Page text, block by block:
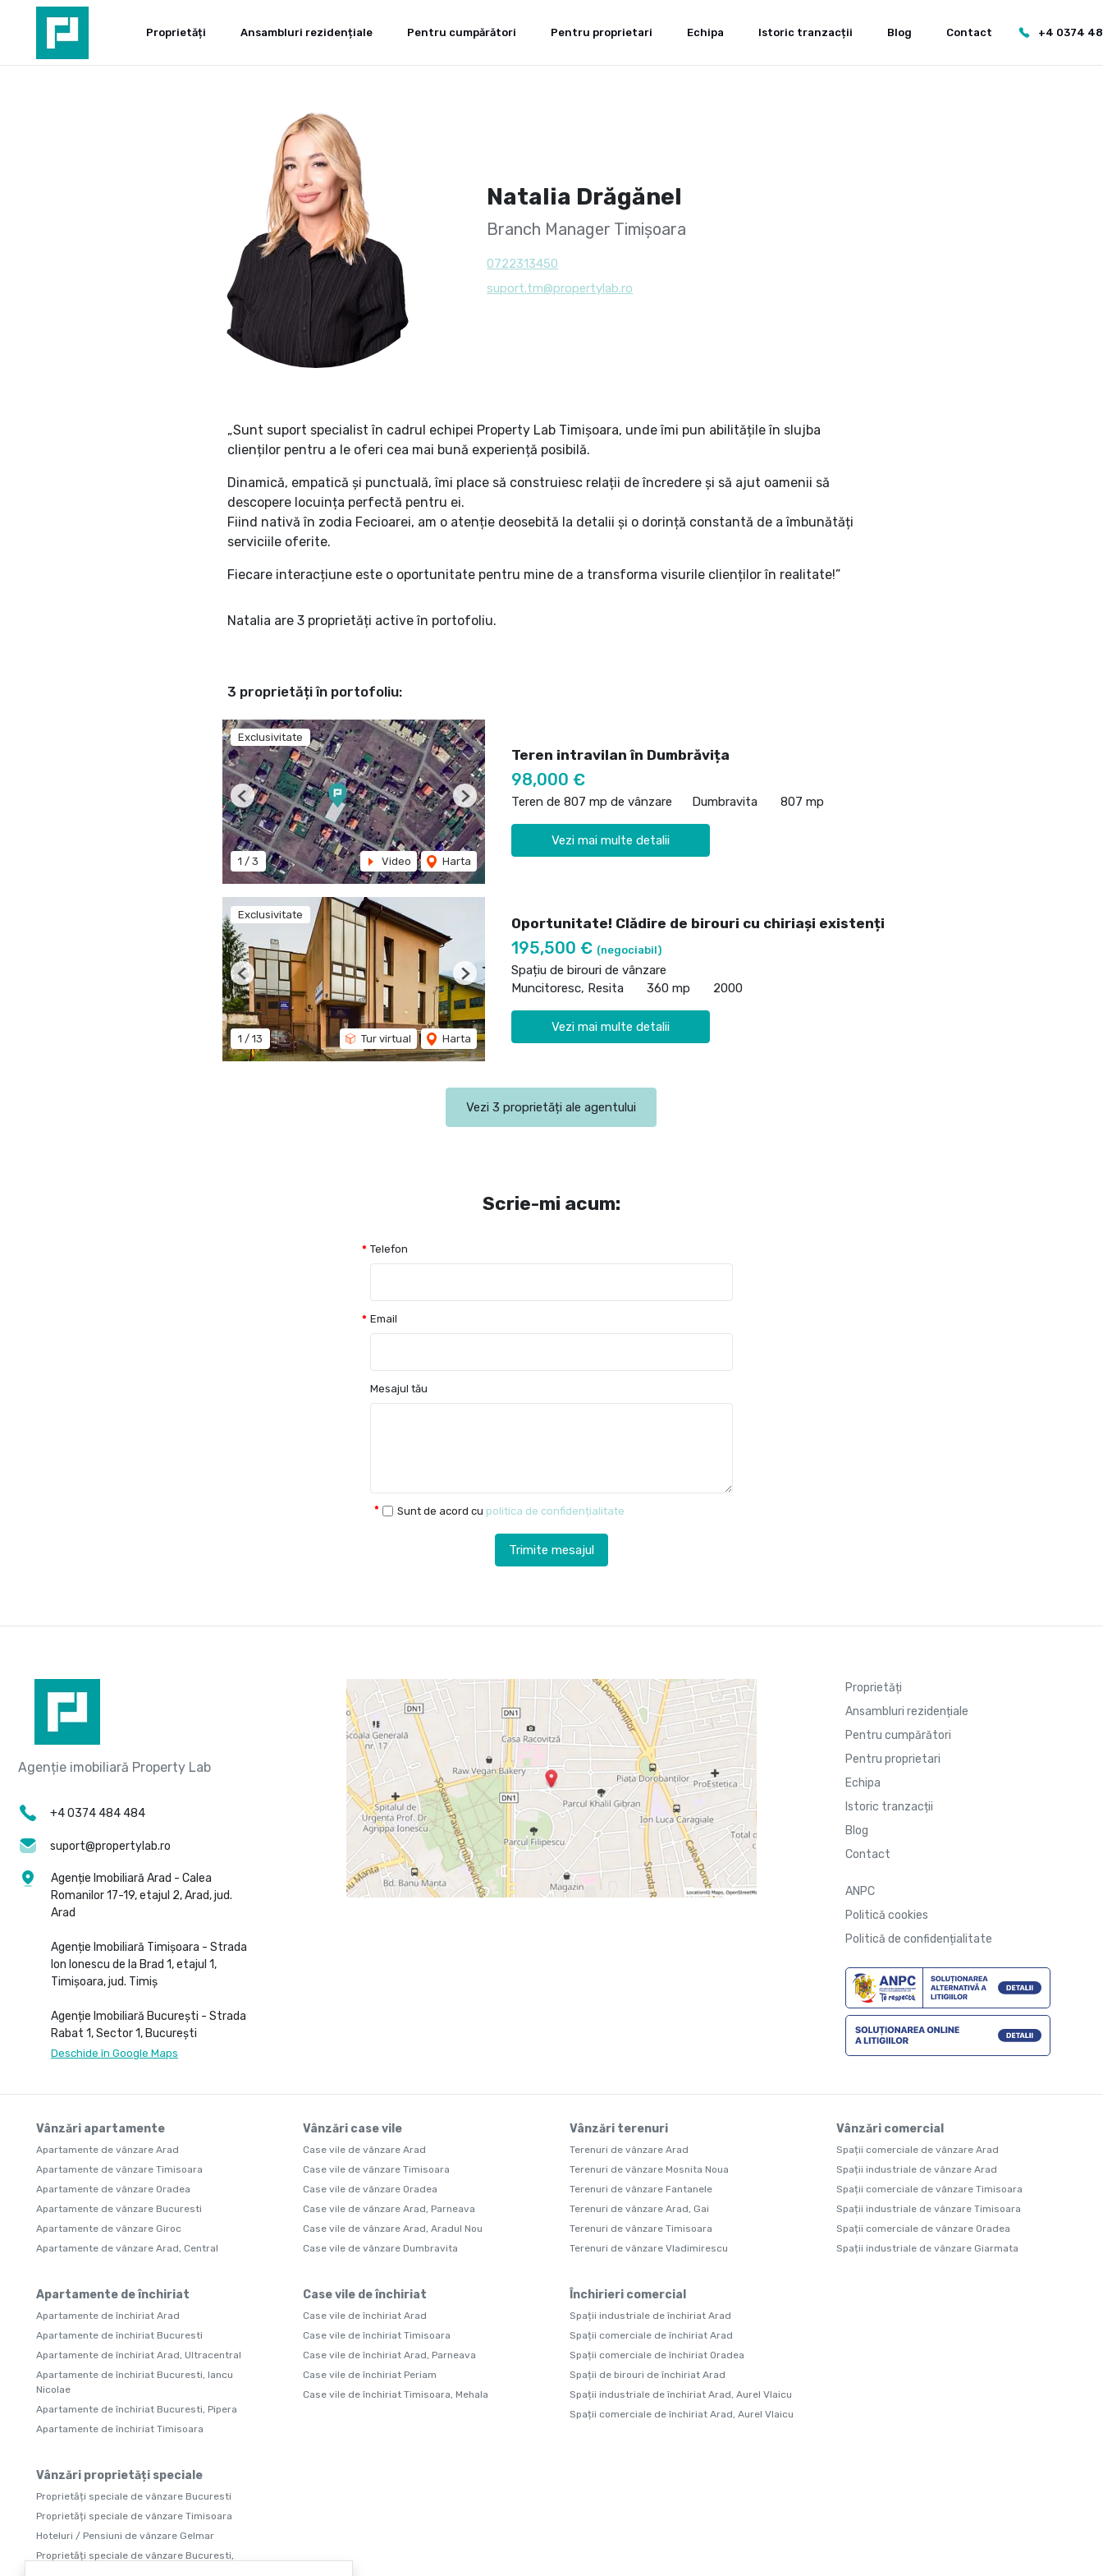
Proprietăți Ansambluri rezidențiale Pentru cumpărători Pentru proprietari Echipa Istoric tranzacții Blog Contact +4 0374
Natalia Drăgănel
Branch Manager Timișoara
0722313450
suport.tm@propertylab.ro
„Sunt suport specialist în cadrul echipei Property Lab Timișoara, unde îmi pun abilitățile în slujba
clienților pentru a le oferi cea mai bună experiență posibilă.
Dinamică, empatică și punctuală, îmi place să construiesc relații de încredere și să ajut oamenii să
descopere locuința perfectă pentru ei.
Fiind nativă în zodia Fecioarei, am o atenție deosebită la detalii și o dorință constantă de a îmbunătăți
serviciile oferite.
Fiecare interacțiune este o oportunitate pentru mine de a transforma visurile clienților în realitate!”
Natalia are 3 proprietăți active în portofoliu.
3 proprietăți în portofoliu:
Exclusivitate
1 /3 Video Harta
Previous Next
Teren intravilan în Dumbrăvița
98,000 €
Teren de 807 mp de vânzare Dumbravita 807 mp
Vezi mai multe detalii
Exclusivitate
1 /13 Tur virtual Harta
Previous Next
Oportunitate! Clădire de birouri cu chiriași existenți
195,500 € (negociabil)
Spațiu de birouri de vânzare
Muncitoresc, Resita
360 mp 2000
Vezi mai multe detalii
Vezi 3 proprietăți ale agentului
Scrie-mi acum:
Telefon
Email
Mesajul tău
Sunt de acord cu politica de confidențialitate
Trimite mesajul
+4 0374 484 484
suport@propertylab.ro
Agenție Imobiliară Arad - Calea
Romanilor 17-19, etajul 2, Arad, jud.
Arad
Agenție Imobiliară Timișoara - Strada
Ion Ionescu de la Brad 1, etajul 1,
Timișoara, jud. Timiș
Agenție Imobiliară București - Strada
Rabat 1, Sector 1, București
Deschide în Google Maps
Proprietăți
Ansambluri rezidențiale
Pentru cumpărători
Pentru proprietari
Echipa
Istoric tranzacții
Blog
Contact
ANPC
Politică cookies
Politică de confidențialitate
Vânzări apartamente
Apartamente de vânzare Arad
Apartamente de vânzare Timisoara
Apartamente de vânzare Oradea
Apartamente de vânzare Bucuresti
Apartamente de vânzare Giroc
Apartamente de vânzare Arad, Central
Vânzări case vile
Case vile de vânzare Arad
Case vile de vânzare Timisoara
Case vile de vânzare Oradea
Case vile de vânzare Arad, Parneava
Case vile de vânzare Arad, Aradul Nou
Case vile de vânzare Dumbravita
Vânzări terenuri
Terenuri de vânzare Arad
Terenuri de vânzare Mosnita Noua
Terenuri de vânzare Fantanele
Terenuri de vânzare Arad, Gai
Terenuri de vânzare Timisoara
Terenuri de vânzare Vladimirescu
Vânzări comercial
Spații comerciale de vânzare Arad
Spații industriale de vânzare Arad
Spații comerciale de vânzare Timisoara
Spații industriale de vânzare Timisoara
Spații comerciale de vânzare Oradea
Spații industriale de vânzare Giarmata
Apartamente de închiriat
Apartamente de închiriat Arad
Apartamente de închiriat Bucuresti
Apartamente de închiriat Arad, Ultracentral
Apartamente de închiriat Bucuresti, Iancu
Nicolae
Apartamente de închiriat Bucuresti, Pipera
Apartamente de închiriat Timisoara
Case vile de închiriat
Case vile de închiriat Arad
Case vile de închiriat Timisoara
Case vile de închiriat Arad, Parneava
Case vile de închiriat Periam
Case vile de închiriat Timisoara, Mehala
Închirieri comercial
Spații industriale de închiriat Arad
Spații comerciale de închiriat Arad
Spații comerciale de închiriat Oradea
Spații de birouri de închiriat Arad
Spații industriale de închiriat Arad, Aurel Vlaicu
Spații comerciale de închiriat Arad, Aurel Vlaicu
Vânzări proprietăți speciale
Proprietăți speciale de vânzare Bucuresti
Proprietăți speciale de vânzare Timisoara
Hoteluri / Pensiuni de vânzare Gelmar
Proprietăți speciale de vânzare Bucuresti,